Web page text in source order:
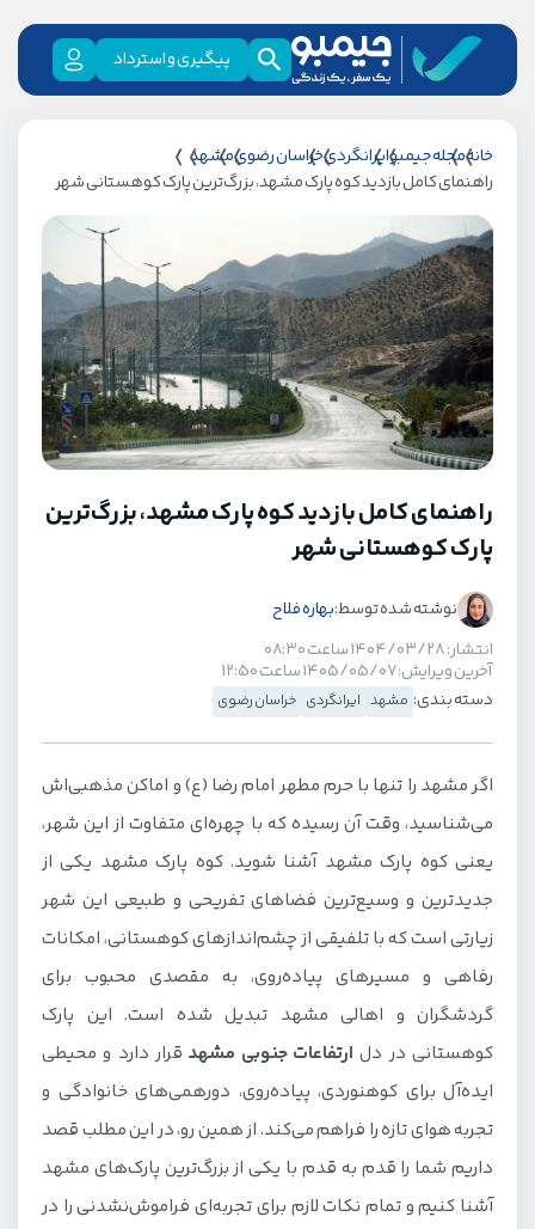
پیگیری و استرداد
خانهمجله جیمبوایرانگردیخراسان رضویمشهد
راهنمای کامل بازدید کوه پارک مشهد، بزرگ‌ترین پارک کوهستانی شهر
راهنمای کامل بازدید کوه پارک مشهد، بزرگ‌ترین
پارک کوهستانی شهر
نوشته شده توسط:بهاره فلاح
انتشار: ۱۴۰۴/۰۳/۲۸ ساعت ۰۸:۳۰
آخرین ویرایش: ۱۴۰۵/۰۵/۰۷ ساعت ۱۲:۵۰
دسته بندی: مشهد ایرانگردی خراسان رضوی
اگر مشهد را تنها با حرم مطهر امام رضا (ع) و اماکن مذهبی‌اش
می‌شناسید، وقت آن رسیده که با چهره‌ای متفاوت از این شهر،
یعنی کوه پارک مشهد آشنا شوید. کوه پارک مشهد یکی از
جدیدترین و وسیع‌ترین فضاهای تفریحی و طبیعی این شهر
زیارتی است که با تلفیقی از چشم‌اندازهای کوهستانی، امکانات
رفاهی و مسیرهای پیاده‌روی، به مقصدی محبوب برای
گردشگران و اهالی مشهد تبدیل شده است. این پارک
کوهستانی در دل ارتفاعات جنوبی مشهدقرار دارد و محیطی
ایده‌آل برای کوهنوردی، پیاده‌روی، دورهمی‌های خانوادگی و
تجربه هوای تازه را فراهم می‌کند. از همین رو، در این مطلب قصد
داریم شما را قدم به قدم با یکی از بزرگ‌ترین پارک‌های مشهد
آشنا کنیم و تمام نکات لازم برای تجربه‌ای فراموش‌نشدنی را در